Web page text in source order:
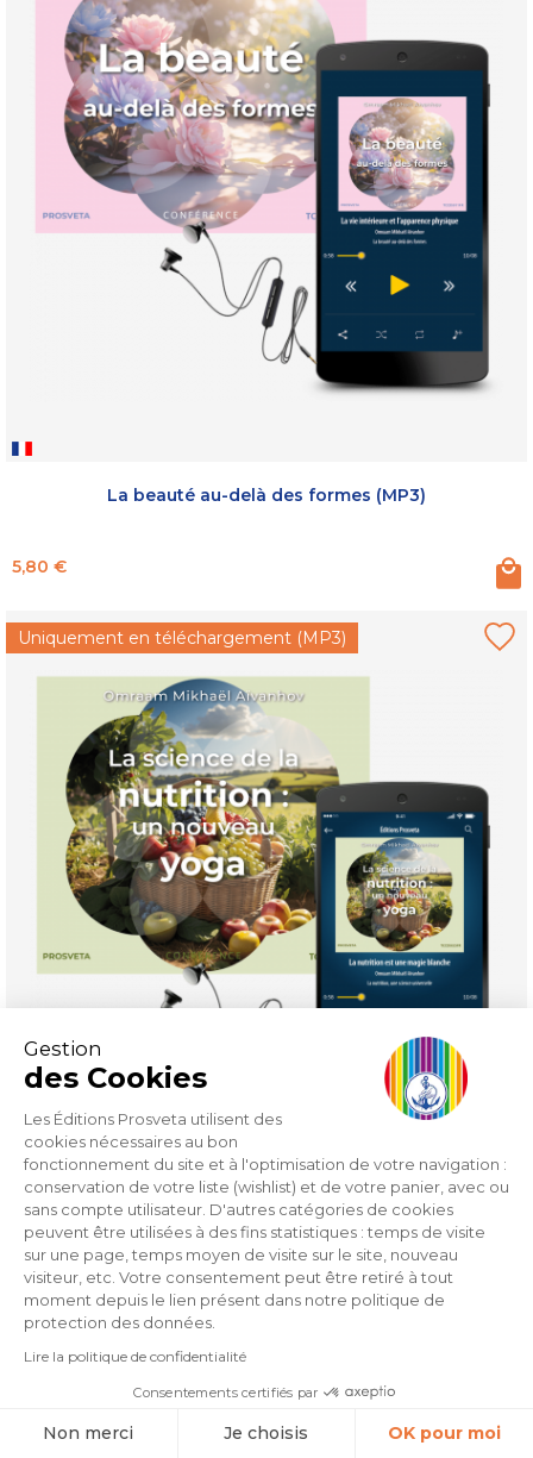
Gestion
des Cookies
Les Éditions Prosveta utilisent des
cookies nécessaires au bon
fonctionnement du site et à l'optimisation de votre navigation :
conservation de votre liste (wishlist) et de votre panier, avec ou
sans compte utilisateur. D'autres catégories de cookies
peuvent être utilisées à des fins statistiques : temps de visite
sur une page, temps moyen de visite sur le site, nouveau
visiteur, etc. Votre consentement peut être retiré à tout
moment depuis le lien présent dans notre politique de
protection des données.
Lire la politique de confidentialité
Consentements certifiés par
Non merci Je choisis OK pour moi
La beauté au-delà des formes (MP3)
Prix
5,80 €
Uniquement en téléchargement (MP3)
La science de la nutrition : un nouveau yoga (MP3)
Prix
5,80 €